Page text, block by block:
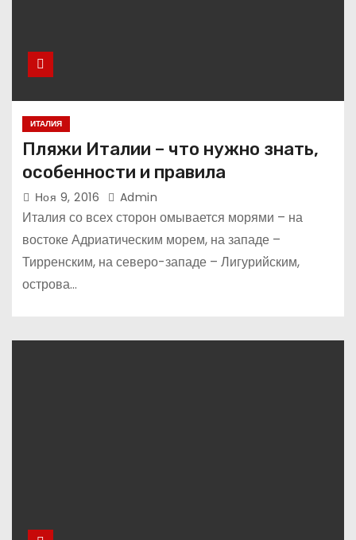
ИТАЛИЯ
Пляжи Италии – что нужно знать,
особенности и правила
Ноя 9, 2016 Admin
Италия со всех сторон омывается морями – на
востоке Адриатическим морем, на западе –
Тирренским, на северо-западе – Лигурийским,
острова…